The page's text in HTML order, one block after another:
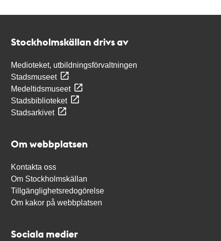
Stockholmskällan drivs av
Medioteket, utbildningsförvaltningen
Stadsmuseet
Medeltidsmuseet
Stadsbiblioteket
Stadsarkivet
Om webbplatsen
Kontakta oss
Om Stockholmskällan
Tillgänglighetsredogörelse
Om kakor på webbplatsen
Sociala medier